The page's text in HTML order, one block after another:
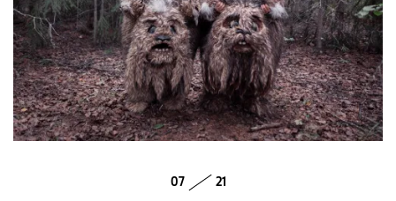
07 21